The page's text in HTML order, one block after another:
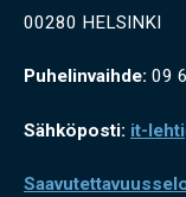
00280 HELSINKI
Puhelinvaihde: 09
Sähköposti: it-